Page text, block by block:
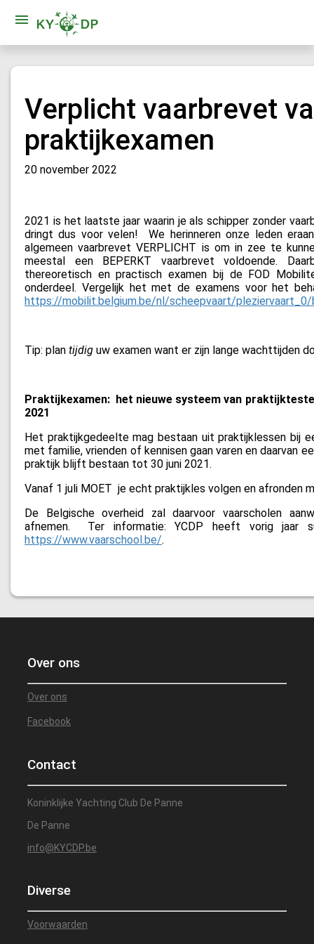
Verplicht vaarbrevet
praktijkexamen
20 november 2022
2021 is het laatste jaar waarin je als schipper zonder
dringt dus voor velen!
We herinneren onze leden
algemeen vaarbrevet VERPLICHT is om in zee te
meestal een BEPERKT vaarbrevet voldoende.
thereoretisch en practisch examen bij de FOD
onderdeel. Vergelijk het met de examens voor het
https://mobilit.belgium.be/nl/scheepvaart/
Tip: plan tijdig uw examen want er zijn lange wachttijden
Praktijkexamen: het nieuwe systeem van
2021
Het praktijkgedeelte mag bestaan uit praktijklessen bij
met familie, vrienden of kennisen gaan varen en daarvan
praktijk blijft bestaan tot 30 juni 2021.
Vanaf 1 juli MOET je echt praktijkles volgen en afronden
De Belgische overheid zal daarvoor vaarscholen
afnemen.
Ter informatie: YCDP heeft vorig jaar
https://www.vaarschool.be/.
Over ons
Over ons
Facebook
Contact
Koninklijke Yachting Club De Panne
De Panne
info@KYCDP.be
Diverse
Voorwaarden